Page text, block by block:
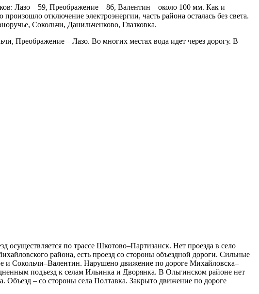
Лазо – 59, Преображение – 86, Валентин – около 100 мм. Как и
отключение электроэнергии, часть района осталась без света.
Сокольчи, Данильченково, Глазковка.
Преображение – Лазо. Во многих местах вода идет через дорогу. В
по трассе Шкотово–Партизанск. Нет проезда в село
района, есть проезд со стороны объездной дороги. Сильные
и Сокольчи–Валентин. Нарушено движение по дороге Михайловска–
подъезд к селам Ильинка и Дворянка. В Ольгинском районе нет
Объезд – со стороны села Полтавка. Закрыто движение по дороге